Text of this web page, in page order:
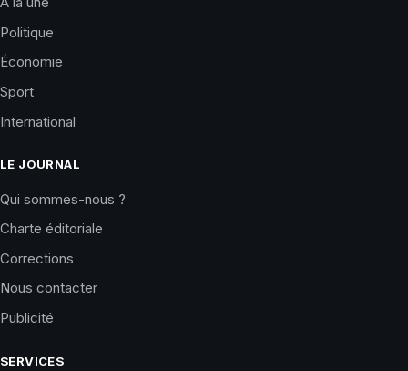
Politique
Économie
Sport
International
LE JOURNAL
Qui sommes-nous ?
Charte éditoriale
Corrections
Nous contacter
Publicité
SERVICES